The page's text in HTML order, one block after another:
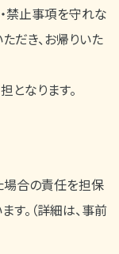
禁止事項を守れな
だき、お帰りいた
となります。
場合の責任を担保
。（詳細は、事前